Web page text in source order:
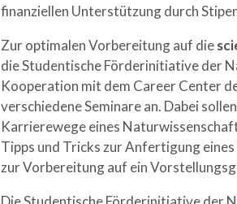
finanziellen Unterstützung durch
Zur optimalen Vorbereitung auf die
die Studentische Förderinitiative der
Kooperation mit dem Career Center
verschiedene Seminare an. Dabei
Karrierewege eines
Tipps und Tricks zur Anfertigung
zur Vorbereitung auf ein